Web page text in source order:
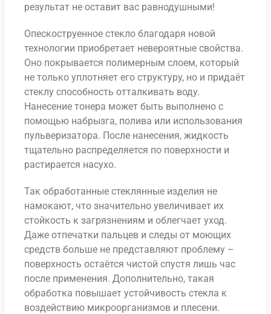
результат не оставит вас равнодушными!
Опескоструенное стекло благодаря новой
технологии приобретает невероятные свойства.
Оно покрывается полимерным слоем, который
не только уплотняет его структуру, но и придаёт
стеклу способность отталкивать воду.
Нанесение тонера может быть выполнено с
помощью набрызга, полива или использования
пульверизатора. После нанесения, жидкость
тщательно распределяется по поверхности и
растирается насухо.
Так обработанные стеклянные изделия не
намокают, что значительно увеличивает их
стойкость к загрязнениям и облегчает уход.
Даже отпечатки пальцев и следы от моющих
средств больше не представляют проблему –
поверхность остаётся чистой спустя лишь час
после применения. Дополнительно, такая
обработка повышает устойчивость стекла к
воздействию микроорганизмов и плесени.